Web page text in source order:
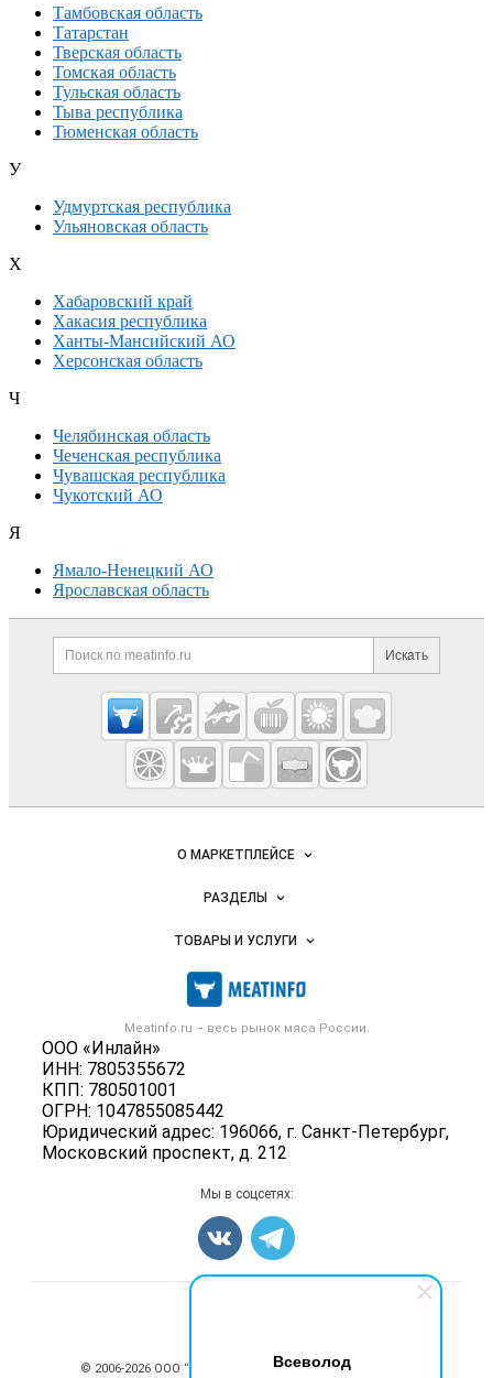
Всеволод
Тамбовская область
Татарстан
Тверская область
Томская область
Тульская область
Тыва республика
Тюменская область
У
Удмуртская республика
Ульяновская область
Х
Хабаровский край
Хакасия республика
Ханты-Мансийский АО
Херсонская область
Ч
Челябинская область
Чеченская республика
Чувашская республика
Чукотский АО
Я
Ямало-Ненецкий АО
Ярославская область
Дополнительная информация
Поиск по сайту и
Искать
Cсылки на полезные проекты
Meatinfo.ru —
мясо и
мясопродукты
Важные разделы и контакты
Meatinfo.ru – весь рынок мяса России.
ООО «Инлайн»
ИНН: 7805355672
КПП: 780501001
ОГРН: 1047855085442
Юридический адрес: 196066, г. Санкт-Петербург,
Московский проспект, д. 212
Навигация по сайтуО МАРКЕТПЛЕЙСЕ
Новости Meatinfo.ru
Размещение рекламы
Публичная оферта
Контактная информация
Политика обработки персональных данных
РАЗДЕЛЫ
Объявления
Новости рынка
Мониторинг
Вакансии
ТОВАРЫ И УСЛУГИ
Мясо, мясопродукты
Скот в живом весе
Колбасы, сосиски, деликатесы
Мясные полуфабрикаты
Мясные снеки
Яйца
Карта объявлений
Мы в соцсетях:
© 2006‑2026 ООО “Инлайн”. 12+ Все права защищены.